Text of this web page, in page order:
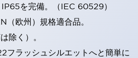
を完備。（IEC 60529）
（欧州）規格適合品。
除く）。
フラッシュシルエットへと簡単に